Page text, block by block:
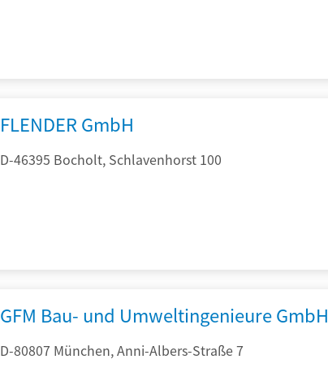
FLENDER GmbH
D-46395 Bocholt, Schlavenhorst 100
GFM Bau- und Umweltingenieure GmbH
D-80807 München, Anni-Albers-Straße 7